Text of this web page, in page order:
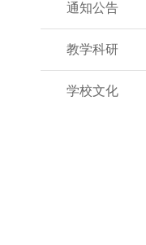
通知公告
教学科研
学校文化